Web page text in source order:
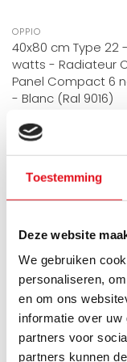
Toestemming
Deze website
We gebruiken
personaliseren,
en om ons
informatie over
partners voor
partners kunnen
OPPIO
40x80 cm Type 22
watts - Radiateur
Panel Compact 6
- Blanc (Ral 9016)
Les radiateurs à
proposons sont
soyeux ..
Directement
€87,95